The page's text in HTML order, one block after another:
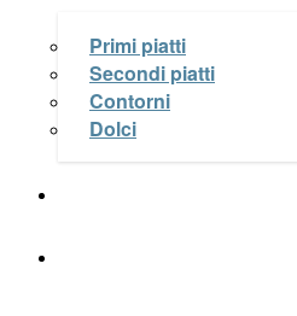
Primi piatti
Secondi piatti
Contorni
Dolci